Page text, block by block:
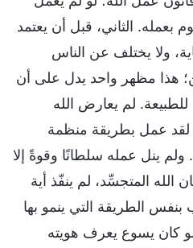
بعمله. الثاني، قبل أن يعتمد
ولا يختلف عن الناس
هذا مظهر واحد يدل على أن
لم يعارض الله
لقد عمل بطريقة منظمة
ينل عمله سلطانًا وقوةً إلا
الله المتجسِّد، لم ينفّذ أية
الطريقة التي ينمو بها
كان يسوع يعرف هويته